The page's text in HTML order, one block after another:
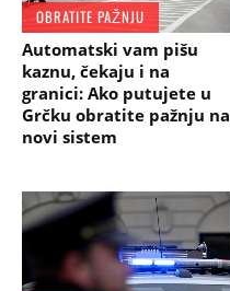
OBRATITE PAŽNJU
Automatski vam pišu
kaznu, čekaju i na
granici: Ako putujete u
Grčku obratite pažnju na
novi sistem